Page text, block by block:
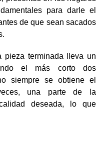
para darle el
de que sean sacados
pieza terminada lleva un
el más corto dos
siempre se obtiene el
una parte de la
deseada, lo que